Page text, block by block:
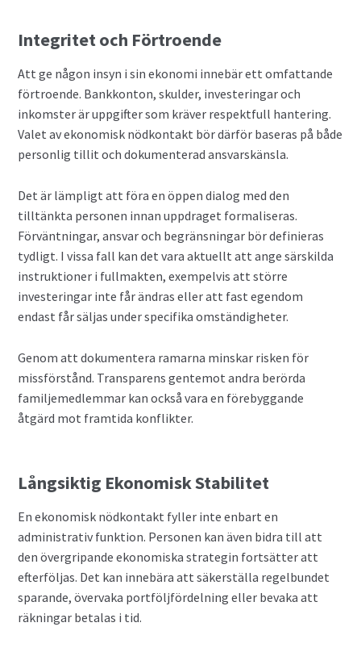
Integritet och Förtroende
Att ge någon insyn i sin ekonomi innebär ett omfattande
förtroende. Bankkonton, skulder, investeringar och
inkomster är uppgifter som kräver respektfull hantering.
Valet av ekonomisk nödkontakt bör därför baseras på både
personlig tillit och dokumenterad ansvarskänsla.
Det är lämpligt att föra en öppen dialog med den
tilltänkta personen innan uppdraget formaliseras.
Förväntningar, ansvar och begränsningar bör definieras
tydligt. I vissa fall kan det vara aktuellt att ange särskilda
instruktioner i fullmakten, exempelvis att större
investeringar inte får ändras eller att fast egendom
endast får säljas under specifika omständigheter.
Genom att dokumentera ramarna minskar risken för
missförstånd. Transparens gentemot andra berörda
familjemedlemmar kan också vara en förebyggande
åtgärd mot framtida konflikter.
Långsiktig Ekonomisk Stabilitet
En ekonomisk nödkontakt fyller inte enbart en
administrativ funktion. Personen kan även bidra till att
den övergripande ekonomiska strategin fortsätter att
efterföljas. Det kan innebära att säkerställa regelbundet
sparande, övervaka portföljfördelning eller bevaka att
räkningar betalas i tid.